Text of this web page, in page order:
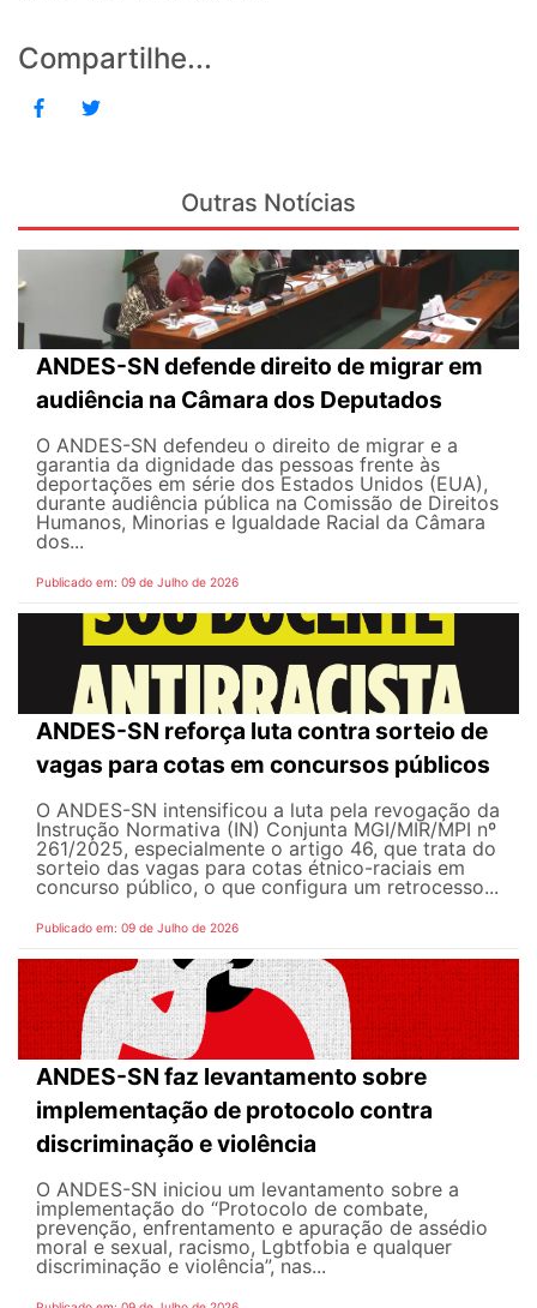
Compartilhe...
Outras Notícias
ANDES-SN defende direito de migrar em
audiência na Câmara dos Deputados
O ANDES-SN defendeu o direito de migrar e a
garantia da dignidade das pessoas frente às
deportações em série dos Estados Unidos (EUA),
durante audiência pública na Comissão de Direitos
Humanos, Minorias e Igualdade Racial da Câmara
dos...
Publicado em: 09 de Julho de 2026
ANDES-SN reforça luta contra sorteio de
vagas para cotas em concursos públicos
O ANDES-SN intensificou a luta pela revogação da
Instrução Normativa (IN) Conjunta MGI/MIR/MPI nº
261/2025, especialmente o artigo 46, que trata do
sorteio das vagas para cotas étnico-raciais em
concurso público, o que configura um retrocesso...
Publicado em: 09 de Julho de 2026
ANDES-SN faz levantamento sobre
implementação de protocolo contra
discriminação e violência
O ANDES-SN iniciou um levantamento sobre a
implementação do “Protocolo de combate,
prevenção, enfrentamento e apuração de assédio
moral e sexual, racismo, Lgbtfobia e qualquer
discriminação e violência”, nas...